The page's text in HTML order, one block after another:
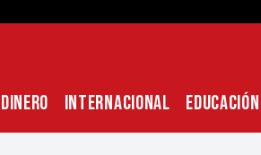
DINERO INTERNACIONAL EDUCACIÓN